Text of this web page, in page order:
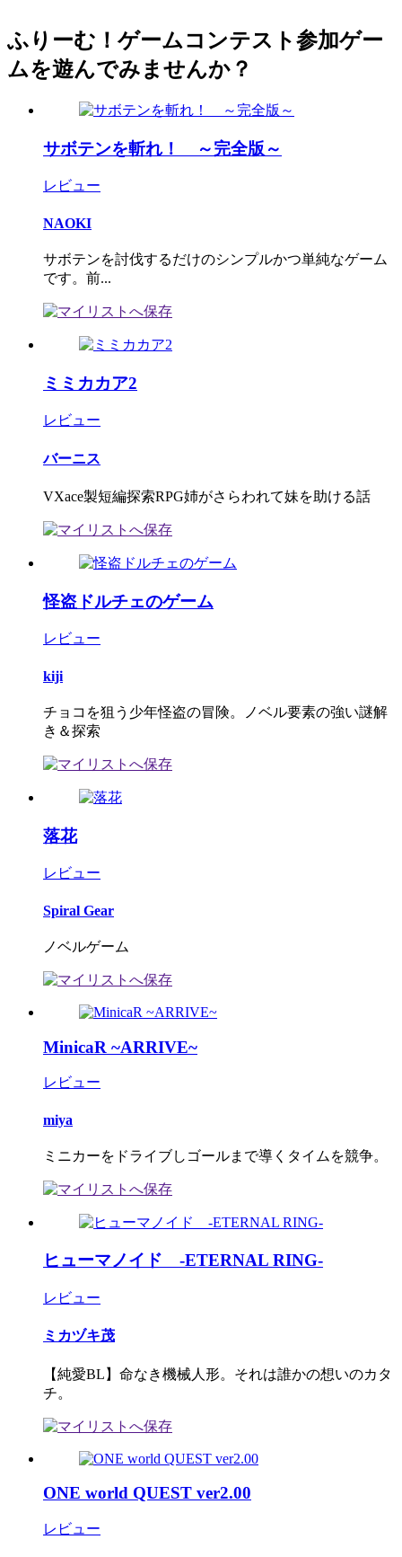
ふりーむ！ゲームコンテスト参加ゲー
ムを遊んでみませんか？
サボテンを斬れ！ ～完全版～
レビュー
NAOKI
サボテンを討伐するだけのシンプルかつ単純なゲーム
です。前...
ミミカカア2
レビュー
バーニス
VXace製短編探索RPG姉がさらわれて妹を助ける話
怪盗ドルチェのゲーム
レビュー
kiji
チョコを狙う少年怪盗の冒険。ノベル要素の強い謎解
き＆探索
落花
レビュー
Spiral Gear
ノベルゲーム
MinicaR ~ARRIVE~
レビュー
miya
ミニカーをドライブしゴールまで導くタイムを競争。
ヒューマノイド -ETERNAL RING-
レビュー
ミカヅキ茂
【純愛BL】命なき機械人形。それは誰かの想いのカタ
チ。
ONE world QUEST ver2.00
レビュー